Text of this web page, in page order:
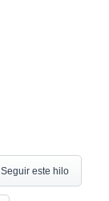
Seguir este hilo